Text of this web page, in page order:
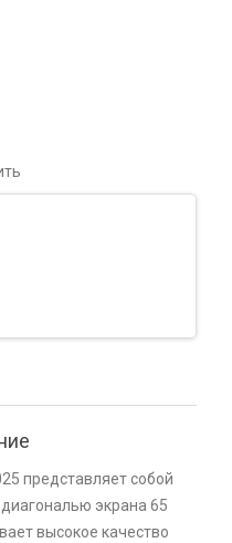
представляет собой
экрана 65
высокое качество